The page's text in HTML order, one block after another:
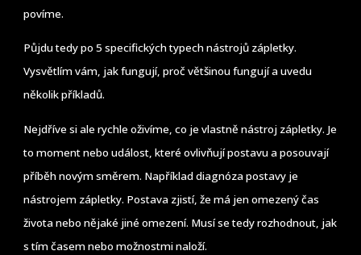
povíme.
Půjdu tedy po 5 specifických typech nástrojů zápletky.
Vysvětlím vám, jak fungují, proč většinou fungují a uvedu
několik příkladů.
Nejdříve si ale rychle oživíme, co je vlastně nástroj zápletky. Je
to moment nebo událost, které ovlivňují postavu a posouvají
příběh novým směrem. Například diagnóza postavy je
nástrojem zápletky. Postava zjistí, že má jen omezený čas
života nebo nějaké jiné omezení. Musí se tedy rozhodnout, jak
s tím časem nebo možnostmi naloží.